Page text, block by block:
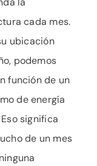
cada mes.
ubicación
podemos
función de un
de energía
significa
de un mes